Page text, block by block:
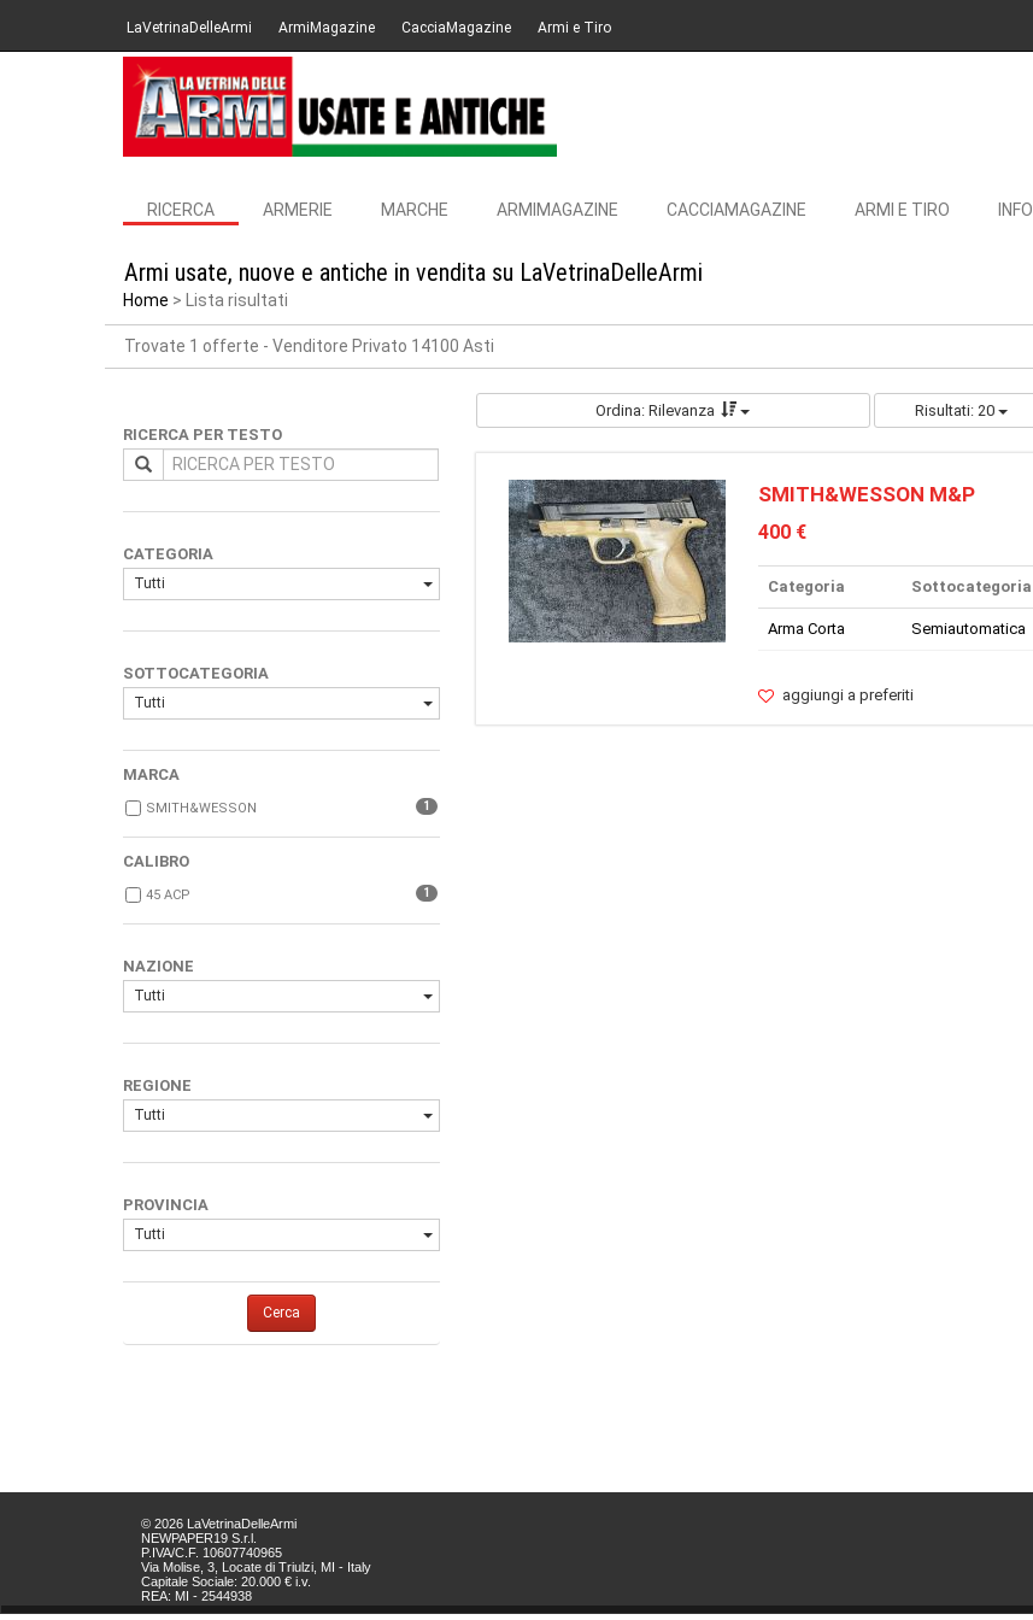
LaVetrinaDelleArmi ArmiMagazine CacciaMagazine Armi e Tiro
RICERCA ARMERIE MARCHE ARMIMAGAZINE CACCIAMAGAZINE ARMI E TIRO INFO
Armi usate, nuove e antiche in vendita su LaVetrinaDelleArmi
Home Lista risultati
Trovate 1 offerte - Venditore Privato 14100 Asti
RICERCA PER TESTO
CATEGORIA
Tutti
SOTTOCATEGORIA
Tutti
MARCA
SMITH&WESSON 1
CALIBRO
45 ACP 1
NAZIONE
Tutti
REGIONE
Tutti
PROVINCIA
Tutti
Cerca
Ordina: Rilevanza Risultati: 20
SMITH&WESSON M&P
400 €
Categoria Sottocategoria
Arma Corta Semiautomatica
aggiungi a preferiti
© 2026 LaVetrinaDelleArmi
NEWPAPER19 S.r.l.
P.IVA/C.F. 10607740965
Via Molise, 3, Locate di Triulzi, MI - Italy
Capitale Sociale: 20.000 € i.v.
REA: MI - 2544938